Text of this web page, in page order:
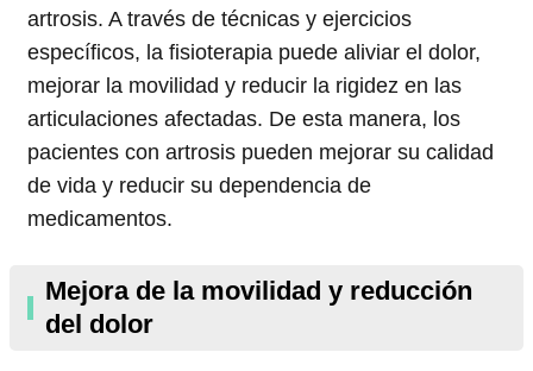
artrosis. A través de técnicas y ejercicios
específicos, la fisioterapia puede aliviar el dolor,
mejorar la movilidad y reducir la rigidez en las
articulaciones afectadas. De esta manera, los
pacientes con artrosis pueden mejorar su calidad
de vida y reducir su dependencia de
medicamentos.
Mejora de la movilidad y reducción
del dolor